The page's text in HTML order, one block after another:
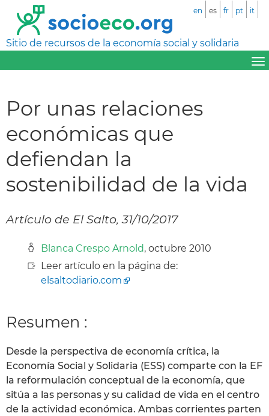
Sitio de recursos de la economía social y solidaria
en es fr pt it
Por unas relaciones
económicas que
defiendan la
sostenibilidad de la vida
Artículo de El Salto, 31/10/2017
Blanca Crespo Arnold, octubre 2010
Leer artículo en la página de:
elsaltodiario.com
Resumen :
Desde la perspectiva de economía crítica, la
Economía Social y Solidaria (ESS) comparte con la EF
la reformulación conceptual de la economía, que
sitúa a las personas y su calidad de vida en el centro
de la actividad económica. Ambas corrientes parten